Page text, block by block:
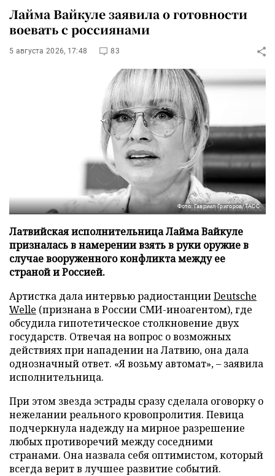
Лайма Вайкуле заявила о готовности
воевать с россиянами
5 августа 2026, 17:48 83
Фото: Гавриил Григоров/ТАСС
Латвийская исполнительница Лайма Вайкуле
призналась в намерении взять в руки оружие в
случае вооруженного конфликта между ее
страной и Россией.
Артистка дала интервью радиостанцииDeutsche
Welle (признана в России СМИ-иноагентом), где
обсудила гипотетическое столкновение двух
государств. Отвечая на вопрос о возможных
действиях при нападении на Латвию, она дала
однозначный ответ. «Я возьму автомат», – заявила
исполнительница.
При этом звезда эстрады сразу сделала оговорку о
нежелании реального кровопролития. Певица
подчеркнула надежду на мирное разрешение
любых противоречий между соседними
странами. Она назвала себя оптимистом, который
всегда верит в лучшее развитие событий.